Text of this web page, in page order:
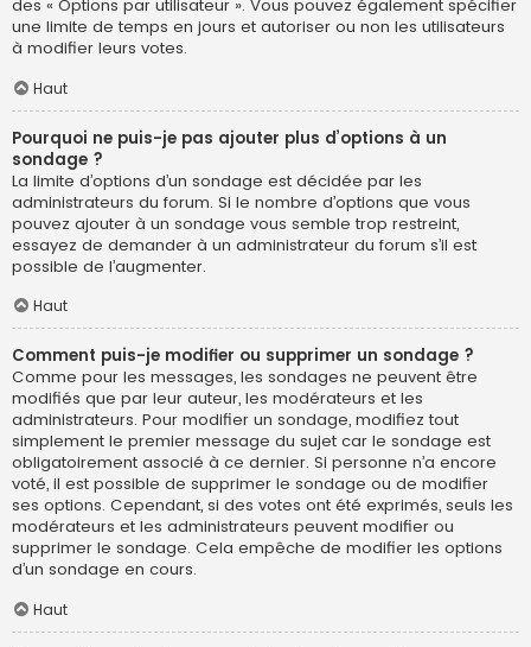
des « Options par utilisateur ». Vous pouvez également spécifier
une limite de temps en jours et autoriser ou non les utilisateurs
à modifier leurs votes.
Haut
Pourquoi ne puis-je pas ajouter plus d’options à un
sondage ?
La limite d’options d’un sondage est décidée par les
administrateurs du forum. Si le nombre d’options que vous
pouvez ajouter à un sondage vous semble trop restreint,
essayez de demander à un administrateur du forum s’il est
possible de l’augmenter.
Haut
Comment puis-je modifier ou supprimer un sondage ?
Comme pour les messages, les sondages ne peuvent être
modifiés que par leur auteur, les modérateurs et les
administrateurs. Pour modifier un sondage, modifiez tout
simplement le premier message du sujet car le sondage est
obligatoirement associé à ce dernier. Si personne n’a encore
voté, il est possible de supprimer le sondage ou de modifier
ses options. Cependant, si des votes ont été exprimés, seuls les
modérateurs et les administrateurs peuvent modifier ou
supprimer le sondage. Cela empêche de modifier les options
d’un sondage en cours.
Haut